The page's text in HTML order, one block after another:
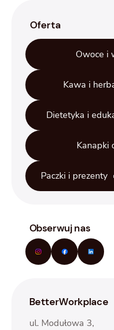
Oferta
Owoce i
Kawa i
Dietetyka i
Kanapki
Paczki i
Obserwuj nas
BetterWorkplace
ul. Modułowa 3,